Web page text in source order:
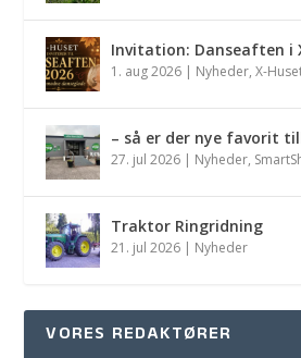
Invitation: Danseaften i
1. aug 2026 | Nyheder,X-
– så er der nye favorit
27. jul 2026 | Nyheder,
Traktor Ringridning
21. jul 2026 | Nyheder
VORES REDAKTØRER